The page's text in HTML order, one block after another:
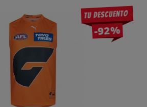
Tu descuento
-92%